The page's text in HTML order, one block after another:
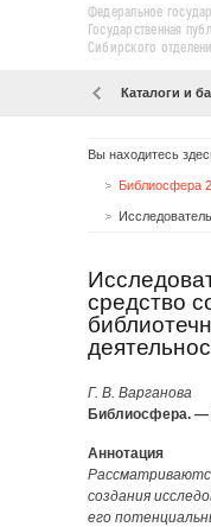
Федеральное
Государственная
Сибирского
Каталоги и
Вы находитесь
Библиосфера
средство
Г. В. Варганова
Библиосфера.
Аннотация
создания
его